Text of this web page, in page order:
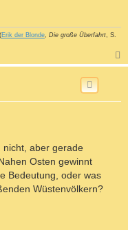
(Erik der Blonde, Die große Überfahrt, S.
a
nicht, aber gerade
Osten gewinnt
Bedeutung, oder was
Wüstenvölkern?